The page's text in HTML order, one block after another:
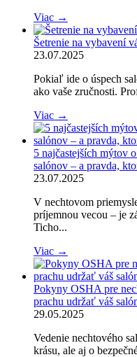
Viac →
Šetrenie na vybavení
23.07.2025
Pokiaľ ide o úspech
ako vaše zručnosti.
Viac →
5 najčastejších mýtov
salónov – a pravda,
23.07.2025
V nechtovom
príjemnou vecou – je
Ticho...
Viac →
Pokyny OSHA pre
prachu udržať váš
29.05.2025
Vedenie nechtového
krásu, ale aj o